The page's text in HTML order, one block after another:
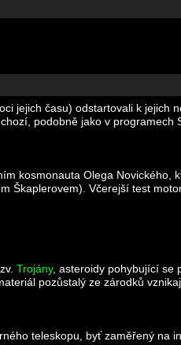
jejich času) odstartovali k jejich
podobně jako v programech
kosmonauta Olega Novického,
Škaplerovem). Včerejší test
Trojány, asteroidy pohybující se
pozůstalý ze zárodků
teleskopu, byť zaměřený na